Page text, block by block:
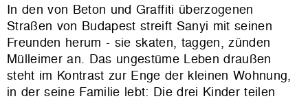
In den von Beton und Graffiti überzogenen
Straßen von Budapest streift Sanyi mit seinen
Freunden herum - sie skaten, taggen, zünden
Mülleimer an. Das ungestüme Leben draußen
steht im Kontrast zur Enge der kleinen Wohnung,
in der seine Familie lebt: Die drei Kinder teilen